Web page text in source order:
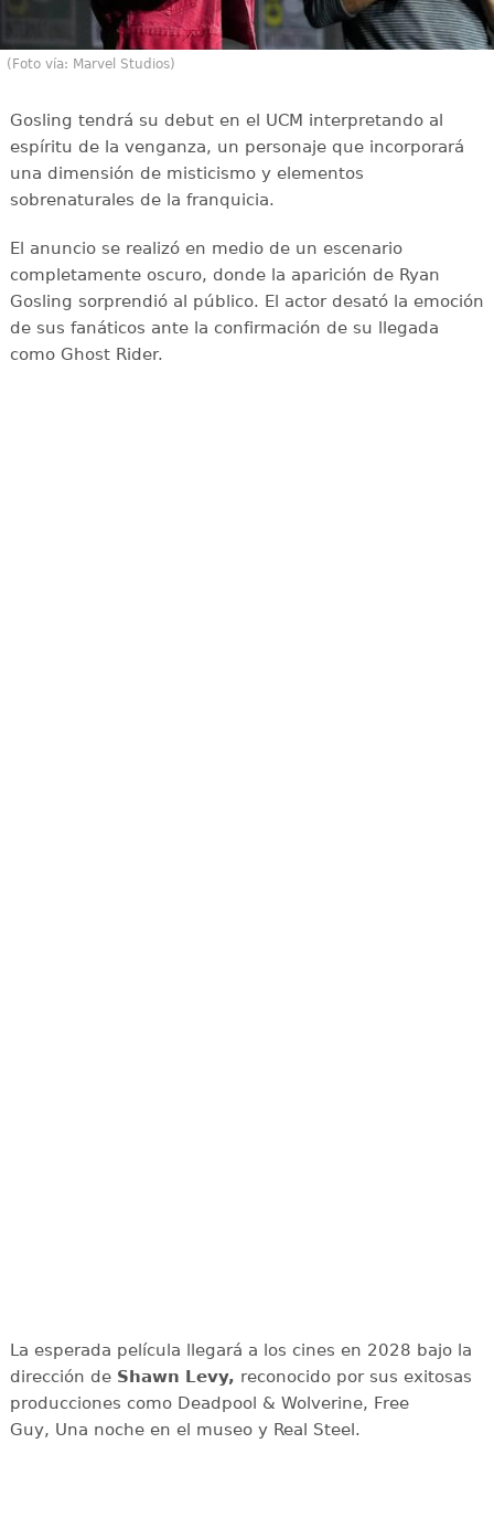
(Foto vía: Marvel Studios)
Gosling tendrá su debut en el UCM interpretando al
espíritu de la venganza, un personaje que incorporará
una dimensión de misticismo y elementos
sobrenaturales de la franquicia.
El anuncio se realizó en medio de un escenario
completamente oscuro, donde la aparición de Ryan
Gosling sorprendió al público. El actor desató la emoción
de sus fanáticos ante la confirmación de su llegada
como Ghost Rider.
La esperada película llegará a los cines en 2028 bajo la
dirección de Shawn Levy, reconocido por sus exitosas
producciones como Deadpool & Wolverine, Free
Guy, Una noche en el museo y Real Steel.